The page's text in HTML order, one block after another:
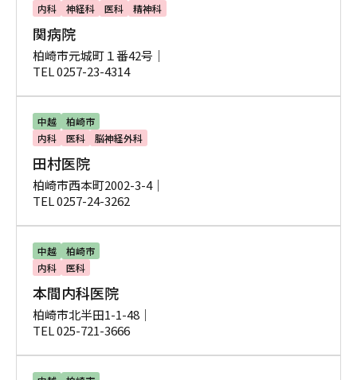
内科
神経科 医科 精神科
関病院
柏崎市元城町１番42号｜
TEL 0257-23-4314
中越
柏崎市
内科
医科 脳神経外科
田村医院
柏崎市西本町2002-3-4｜
TEL 0257-24-3262
中越
柏崎市
内科
医科
本間内科医院
柏崎市北半田1-1-48｜
TEL 025-721-3666